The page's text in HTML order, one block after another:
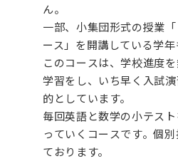
ん。
一部、小集団形式の授業
ース」を開講している学年
このコースは、学校進度
学習をし、いち早く入試
的としています。
毎回英語と数学の小テス
っていくコースです。個
ております。